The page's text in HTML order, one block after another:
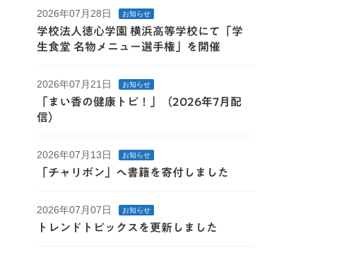
2026年07月28日 お知らせ
学校法人徳心学園 横浜高等学校にて「学
生食堂 名物メニュー選手権」を開催
2026年07月21日 お知らせ
「まい香の健康トピ！」（2026年7月配
信）
2026年07月13日 お知らせ
「チャリボン」へ書籍を寄付しました
2026年07月07日 お知らせ
トレンドトピックスを更新しました